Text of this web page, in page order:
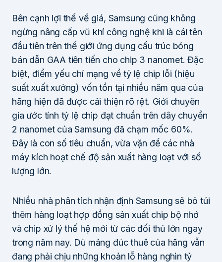
Bên cạnh lợi thế về giá, Samsung cũng không
ngừng nâng cấp vũ khí công nghệ khi là cái tên
đầu tiên trên thế giới ứng dụng cấu trúc bóng
bán dẫn GAA tiên tiến cho chip 3 nanomet. Đặc
biệt, điểm yếu chí mạng về tỷ lệ chip lỗi (hiệu
suất xuất xưởng) vốn tồn tại nhiều năm qua của
hãng hiện đã được cải thiện rõ rệt. Giới chuyên
gia ước tính tỷ lệ chip đạt chuẩn trên dây chuyền
2 nanomet của Samsung đã chạm mốc 60%.
Đây là con số tiêu chuẩn, vừa vặn để các nhà
máy kích hoạt chế độ sản xuất hàng loạt với số
lượng lớn.
Nhiều nhà phân tích nhận định Samsung sẽ bỏ túi
thêm hàng loạt hợp đồng sản xuất chip bộ nhớ
và chip xử lý thế hệ mới từ các đối thủ lớn ngay
trong năm nay. Dù mảng đúc thuê của hãng vẫn
đang phải chịu những khoản lỗ hàng nghìn tỷ